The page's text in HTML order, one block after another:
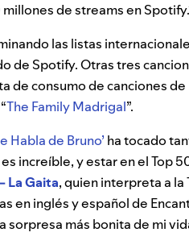
de streams en
las listas
de Spotify. Otras tres
de consumo de canciones de
The Family Madrigal”.
Habla de Bruno’ ha tocado
increíble, y estar en el Top
La Gaita, quien interpreta a la
en inglés y español de
sorpresa más bonita de mi